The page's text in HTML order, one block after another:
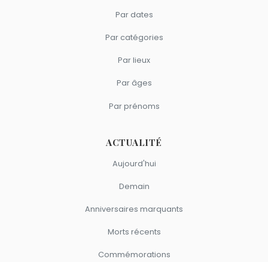
Par dates
Par catégories
Par lieux
Par âges
Par prénoms
ACTUALITÉ
Aujourd'hui
Demain
Anniversaires marquants
Morts récents
Commémorations